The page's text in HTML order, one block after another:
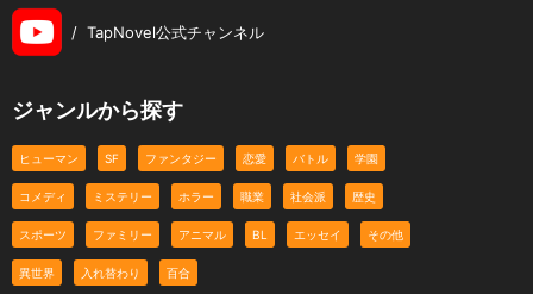
/ TapNovel公式チャンネル
ジャンルから探す
ヒューマン SF ファンタジー 恋愛 バトル 学園
コメディ ミステリー ホラー 職業 社会派 歴史
スポーツ ファミリー アニマル BL エッセイ その他
異世界 入れ替わり 百合